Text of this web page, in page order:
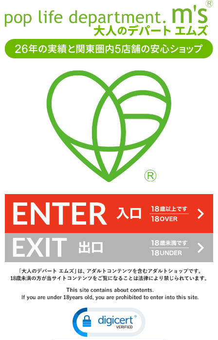
11-15時まで受付（土日
祝休）
MagicEyes(マジックアイズ)
超ギャル盛りどすけべエロボディ
超ギャル盛りどすけべエロボディ
5.00 レビューを見る（3）
肉食黒ギャルの身体を約1kgのボリュームで再現した非貫通型トル
ソーホール「超ギャル盛りどすけべエロボディ」
弾力は硬すぎず柔らか過ぎず。内部は粘膜をイメージした横ヒダと
螺旋ヒダを組み合わせています
ヒダ一つ一つのうねり方や高さを変えることで、よりナマっぽさの
あるランダムな挿入感に。むっちりした肉厚を伴ってペニスに絡み
つき精液を搾り取ります
片手で扱うには重いので両手持ちを推奨。また床や机に置いての腰
オナスタイルが楽しみやすいです
10,923円(税込) 6,336円(税込)
レビューを書く 商品へのお問い合わせ